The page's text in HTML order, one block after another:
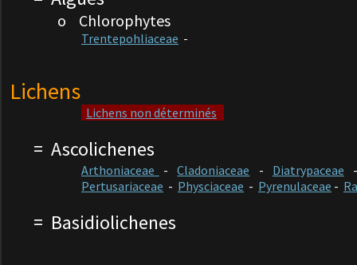
o Chlorophytes
Trentepohliaceae -
Lichens
Lichens non déterminés
= Ascolichenes
Arthoniaceae -Cladoniaceae - Diatrypaceae
Pertusariaceae - Physciaceae - Pyrenulaceae -
= Basidiolichenes